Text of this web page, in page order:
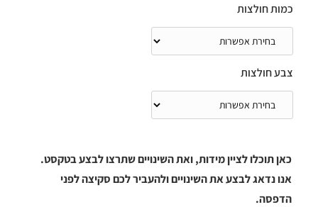
כמות חולצות
צבע חולצות
כאן תוכלו לציין מידות, ואת השינויים שתרצו לבצע בטקסט.
אנו נדאג לבצע את השינויים ולהעביר לכם סקיצה לפני
הדפסה.